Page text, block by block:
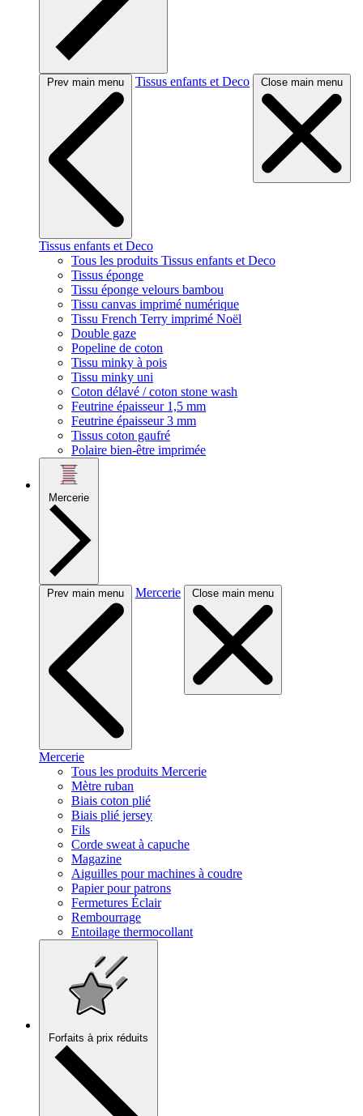
Prev main menu Tissus enfants et Deco Close main menu
Tissus enfants et Deco
Tous les produits Tissus enfants et Deco
Tissus éponge
Tissu éponge velours bambou
Tissu canvas imprimé numérique
Tissu French Terry imprimé Noël
Double gaze
Popeline de coton
Tissu minky à pois
Tissu minky uni
Coton délavé / coton stone wash
Feutrine épaisseur 1,5 mm
Feutrine épaisseur 3 mm
Tissus coton gaufré
Polaire bien-être imprimée
Mercerie
Prev main menu Mercerie Close main menu
Mercerie
Tous les produits Mercerie
Mètre ruban
Biais coton plié
Biais plié jersey
Fils
Corde sweat à capuche
Magazine
Aiguilles pour machines à coudre
Papier pour patrons
Fermetures Éclair
Rembourrage
Entoilage thermocollant
Forfaits à prix réduits